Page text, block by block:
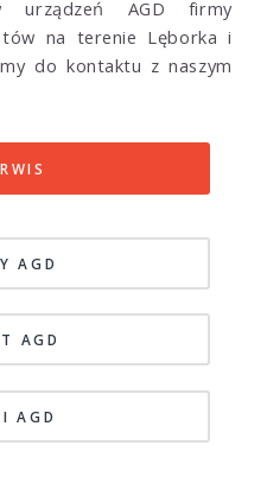
urządzeń AGD firmy
na terenie Lęborka i
do kontaktu z naszym
AGD
AGD
AGD